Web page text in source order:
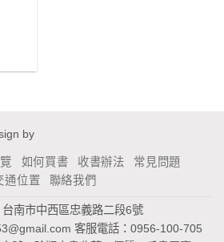
by
如何買書 收書辦法
常見問題
通位置
聯絡我們
南市中西區忠義路二段6號
客服電話：0956-100-705